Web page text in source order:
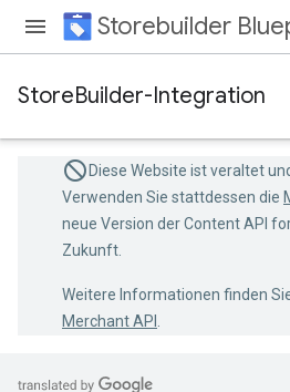
Storebuilder
StoreBuilder-Integration
Diese Website ist veraltet
Verwenden Sie stattdessen die
neue Version der Content API
Zukunft.
Weitere Informationen finden
Merchant API